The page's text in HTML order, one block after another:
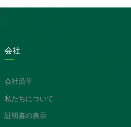
会社
会社沿革
私たちについて
証明書の表示